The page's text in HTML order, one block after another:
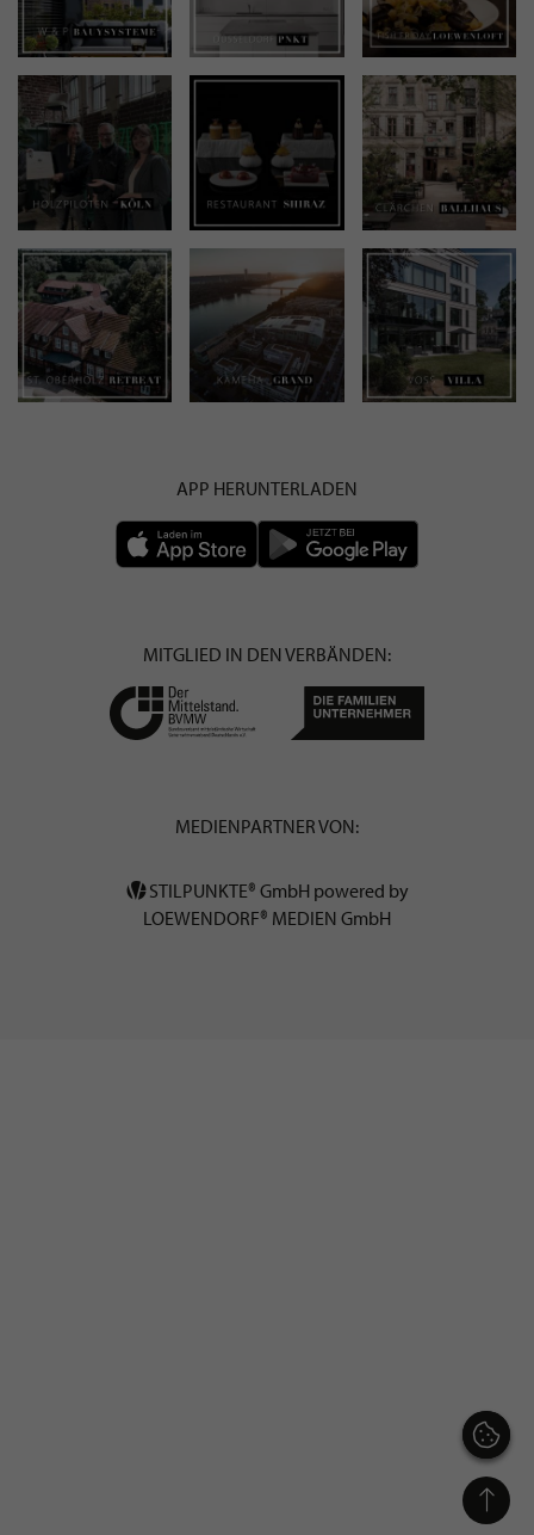
APP HERUNTERLADEN
MITGLIED IN DEN VERBÄNDEN:
MEDIENPARTNER VON:
STILPUNKTE® GmbH powered by
LOEWENDORF® MEDIEN GmbH